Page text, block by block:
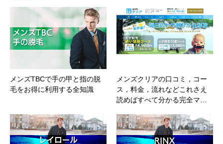
メンズTBCで手の甲と指の脱
毛をお得に利用する全知識
メンズクリアの口コミ，コー
ス，料金，流れなどこれさえ
読めばすべて分かる完全マ…